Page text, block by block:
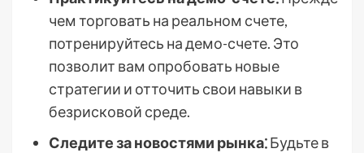
чем торговать на реальном счете,
потренируйтесь на демо-счете. Это
позволит вам опробовать новые
стратегии и отточить свои навыки в
безрисковой среде.
Следите за новостями рынка⁚Будьте в